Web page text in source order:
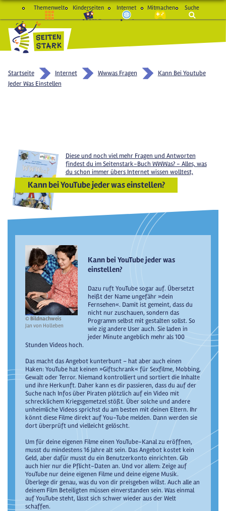
Themenwelt Kinderseiten Internet Mitmachen Suche
macht Spaß und schlau
Startseite Internet Wwwas Fragen
Kann Bei Youtube
Jeder Was Einstellen
Kann bei YouTube jeder was einstellen?
Diese und noch viel mehr Fragen und Antworten
findest du im Seitenstark-Buch WWWas? - Alles, was
du schon immer übers Internet wissen wolltest,
Gabriel Verlag 2016.
© Bildnachweis
Jan von Holleben
Kann bei YouTube jeder was
einstellen?
Dazu ruft YouTube sogar auf. Übersetzt
heißt der Name ungefähr »dein
Fernsehen«. Damit ist gemeint, dass du
nicht nur zuschauen, sondern das
Programm selbst mit gestalten sollst. So
wie zig andere User auch. Sie laden in
jeder Minute angeblich mehr als 100
Stunden Videos hoch.
Das macht das Angebot kunterbunt – hat aber auch einen
Haken: YouTube hat keinen »Giftschrank« für Sexfilme, Mobbing,
Gewalt oder Terror. Niemand kontrolliert und sortiert die Inhalte
und ihre Herkunft. Daher kann es dir passieren, dass du auf der
Suche nach Infos über Piraten plötzlich auf ein Video mit
schrecklichem Kriegsgemetzel stößt. Über solche und andere
unheimliche Videos sprichst du am besten mit deinen Eltern. Ihr
könnt diese Filme direkt auf You-Tube melden. Dann werden sie
dort überprüft und vielleicht gelöscht.
Um für deine eigenen Filme einen YouTube-Kanal zu eröffnen,
musst du mindestens 16 Jahre alt sein. Das Angebot kostet kein
Geld, aber dafür musst du ein Benutzerkonto einrichten. Gib
auch hier nur die Pflicht-Daten an. Und vor allem: Zeige auf
YouTube nur deine eigenen Filme und deine eigene Musik.
Überlege dir genau, was du von dir preisgeben willst. Auch alle an
deinem Film Beteiligten müssen einverstanden sein. Was einmal
auf YouTube steht, lässt sich schwer wieder aus der Welt
schaffen.